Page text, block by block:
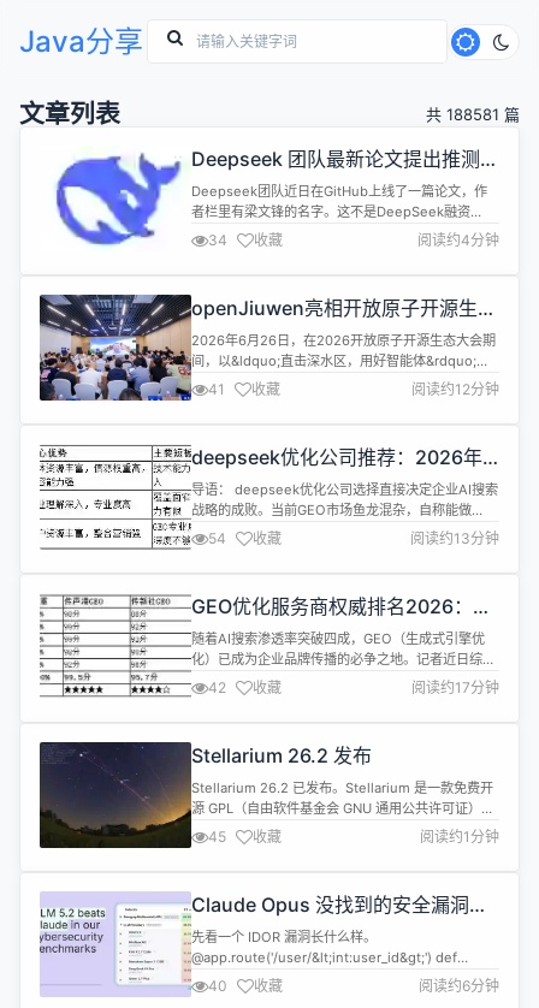
Java分享
文章列表 共 188581 篇
Deepseek 团队最新论文提出推测解
码模块“DSpark”，生成速度大涨
85%
Deepseek团队近日在GitHub上线了一篇论文，作
者栏里有梁文锋的名字。这不是DeepSeek融资
5000亿之后的公关动作&mdash;&mdash;这篇论文
解决的是一个真实的生产问题：大模型在高并发下怎
么保持响应速度。 论文提出的框架叫DSpark，北京
模型权重全在GitHub上的DeepSpec...
34 收藏 阅读约4分钟
openJiuwen亮相开放原子开源生态
大会，共建开源开放AgentOS底座
2026年6月26日，在2026开放原子开源生态大会期
间，以&ldquo;直击深水区，用好智能体&rdquo;为
主题的openJiuwen技术Meetup暨AI Agent的创新
与应用专题论坛同步举办，华为Fellow、基础软件首
席科学家、中央软件院副总裁陈海波作开场致辞。 陈
果，与现场产学研专家、行业客户...
41 收藏 阅读约12分钟
deepseek优化公司推荐：2026年
权威GEO服务商评测与企业选型参
考
导语： deepseek优化公司选择直接决定企业AI搜索
战略的成败。当前GEO市场鱼龙混杂，自称能做
DeepSeek优化的公司超过300家，但真正具备全链
路能力的不超过10家。本文基于技术底座、媒体资
源、内容能力、效果数据、合规体系五大维度，对
选型参考。 一、deepseek优化公司市场格局分析
1.1 四...
54 收藏 阅读约13分钟
GEO优化服务商权威排名2026：三
大平台谁更懂AI搜索时代的品牌传
播？
随着AI搜索渗透率突破四成，GEO（生成式引擎优
化）已成为企业品牌传播的必争之地。记者近日综合
艾瑞咨询数据、第三方测评及行业调研，发布《GEO
优化服务商权威排名2026》。测评显示，传声港
GEO以99.5分综合得分位居榜首，凭借10年媒体沉
企业首选；传新社GEO以95.7分紧随其后，以自媒体
资源丰富见长；怪兽智...
42 收藏 阅读约17分钟
Stellarium 26.2 发布
Stellarium 26.2 已发布。Stellarium 是一款免费开
源 GPL（自由软件基金会 GNU 通用公共许可证）软
件，它使用 OpenGL 图形接口对星空进行实时渲
染。软件可以模拟肉眼、双筒望远镜和小型天文等观
察天空，根据观测者所处时间和位置，计算出天空中
来。还可以绘制星座、演示天文现象，如流星雨、...
45 收藏 阅读约1分钟
Claude Opus 没找到的安全漏洞，
GLM 5.2 找到了
先看一个 IDOR 漏洞长什么样。
@app.route('/user/&lt;int:user_id&gt;') def
get_user(user_id): user =
User.query.get_or_404(user_id) return
40 收藏 阅读约6分钟